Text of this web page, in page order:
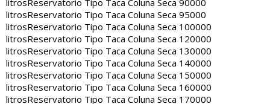
litrosReservatorio Tipo Taca Coluna Seca 90000
litrosReservatorio Tipo Taca Coluna Seca 95000
litrosReservatorio Tipo Taca Coluna Seca 100000
litrosReservatorio Tipo Taca Coluna Seca 120000
litrosReservatorio Tipo Taca Coluna Seca 130000
litrosReservatorio Tipo Taca Coluna Seca 140000
litrosReservatorio Tipo Taca Coluna Seca 150000
litrosReservatorio Tipo Taca Coluna Seca 160000
litrosReservatorio Tipo Taca Coluna Seca 170000